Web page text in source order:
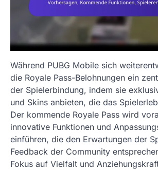
Während PUBG Mobile sich
die Royale Pass-Belohnungen ein
der Spielerbindung, indem sie
und Skins anbieten, die das
Der kommende Royale Pass wird
innovative Funktionen und
einführen, die den Erwartungen der
Feedback der Community
Fokus auf Vielfalt und